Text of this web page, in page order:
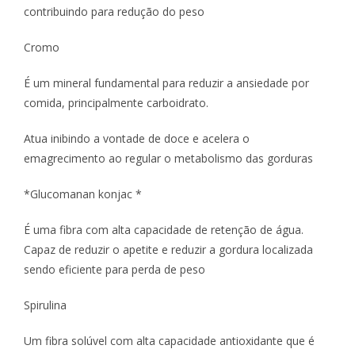
contribuindo para redução do peso
Cromo
É um mineral fundamental para reduzir a ansiedade por
comida, principalmente carboidrato.
Atua inibindo a vontade de doce e acelera o
emagrecimento ao regular o metabolismo das gorduras
*Glucomanan konjac *
É uma fibra com alta capacidade de retenção de água.
Capaz de reduzir o apetite e reduzir a gordura localizada
sendo eficiente para perda de peso
Spirulina
Um fibra solúvel com alta capacidade antioxidante que é